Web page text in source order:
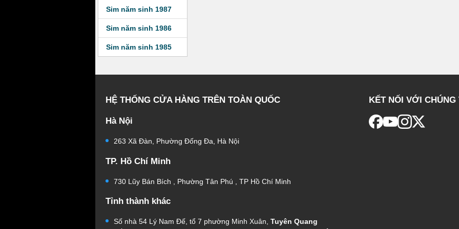
Sim năm sinh 1987
Sim năm sinh 1986
Sim năm sinh 1985
HỆ THỐNG CỬA HÀNG TRÊN TOÀN QUỐC
Hà Nội
263 Xã Đàn, Phường Đống Đa, Hà Nội
TP. Hồ Chí Minh
730 Lũy Bán Bích , Phường Tân Phú , TP Hồ Chí Minh
Tỉnh thành khác
Số nhà 54 Lý Nam Đế, tổ 7 phường Minh Xuân, Tuyên Quang
KẾT NỐI VỚI CHÚNG